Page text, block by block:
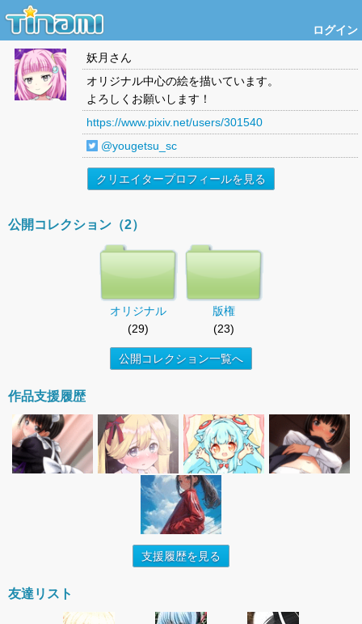
ログイン
妖月 さん
オリジナル中心の絵を描いています。
よろしくお願いします！
https://www.pixiv.net/users/301540
@yougetsu_sc
クリエイタープロフィールを見る
公開コレクション（2）
オリジナル
(29)
版権
(23)
公開コレクション一覧へ
作品支援履歴
支援履歴を見る
友達リスト